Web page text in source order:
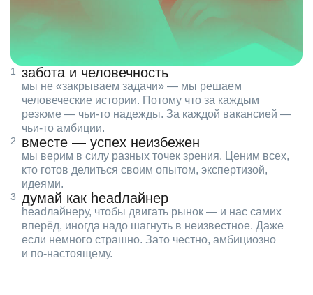
забота и человечность
мы не «закрываем задачи» — мы решаем
человеческие истории. Потому что за каждым
резюме — чьи‑то надежды. За каждой вакансией —
чьи‑то амбиции.
вместе — успех неизбежен
мы верим в силу разных точек зрения. Ценим всех,
кто готов делиться своим опытом, экспертизой,
идеями.
думай как headлайнер
headлайнеру, чтобы двигать рынок — и нас самих
вперёд, иногда надо шагнуть в неизвестное. Даже
если немного страшно. Зато честно, амбициозно
и по‑настоящему.